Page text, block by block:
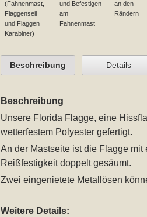
(Fahnenmast,
Flaggenseil
und Flaggen
Karabiner)
und Befestigen
am
Fahnenmast
an den
Rändern
Beschreibung Details
Beschreibung
Unsere Florida Flagge, eine
wetterfestem Polyester gefertigt.
An der Mastseite ist die Flagge
Reißfestigkeit doppelt gesäumt.
Zwei eingenietete Metallösen
Weitere Details: